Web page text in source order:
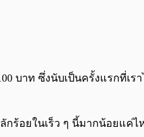
บาท ซึ่งนับเป็นครั้งแรกที่เร
กร้อยในเร็ว ๆ นี้มากน้อยแค่ไ